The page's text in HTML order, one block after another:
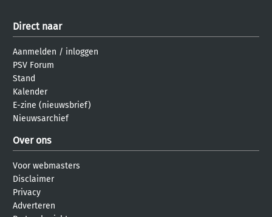
Direct naar
Aanmelden / inloggen
PSV Forum
Stand
Kalender
E-zine (nieuwsbrief)
Nieuwsarchief
Over ons
Voor webmasters
Disclaimer
Privacy
Adverteren